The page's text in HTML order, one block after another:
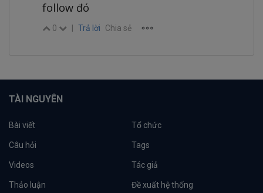
follow đó
0 Trả lời Chia sẻ
TÀI NGUYÊN
Bài viết Tổ chức
Câu hỏi Tags
Videos Tác giả
Thảo luận Đề xuất hệ thống